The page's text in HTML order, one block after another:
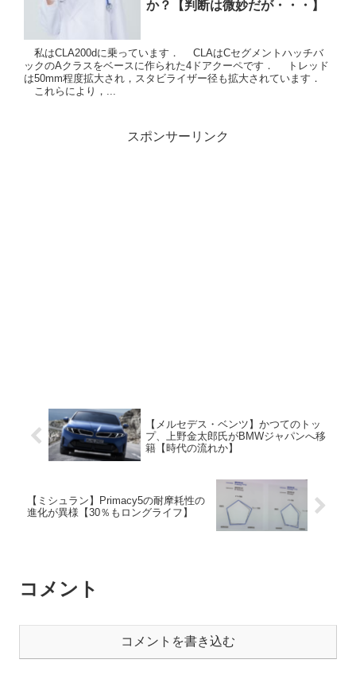
か？【判断は微妙だが・・・】
私はCLA200dに乗っています． CLAはCセグメントハッチバ
ックのAクラスをベースに作られた4ドアクーペです． トレッド
は50mm程度拡大され，スタビライザー径も拡大されています．
これらにより，...
スポンサーリンク
【メルセデス・ベンツ】かつてのトッ
プ、上野金太郎氏がBMWジャパンへ移
籍【時代の流れか】
【ミシュラン】Primacy5の耐摩耗性の
進化が異様【30％もロングライフ】
コメント
コメントを書き込む